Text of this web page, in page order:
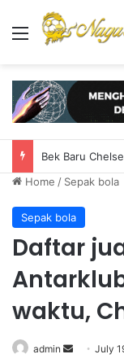
Menu
Home / Sepak bola
Sepak bola
Daftar
waktu,
admin July